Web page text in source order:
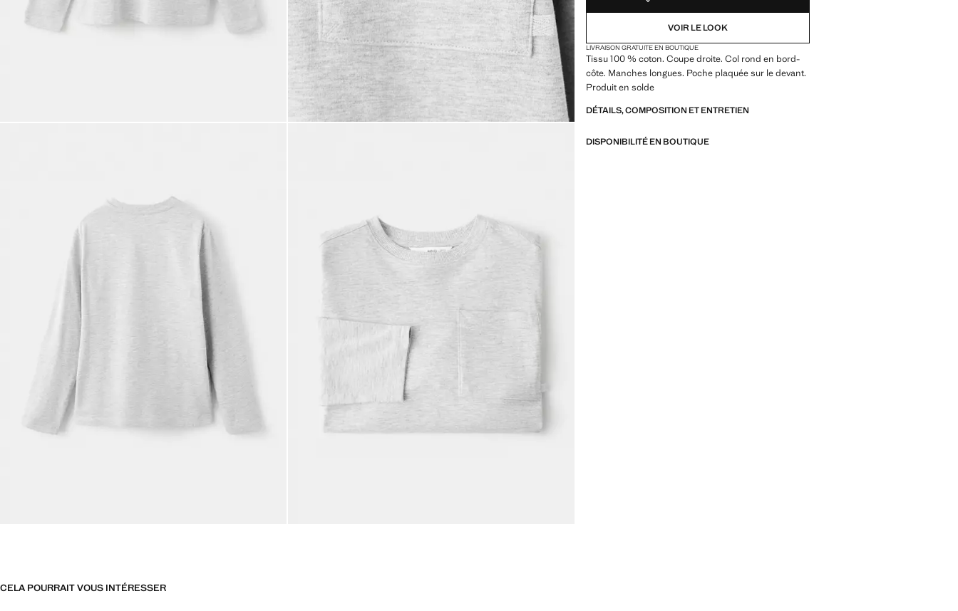
VOIR LE LOOK
LIVRAISON GRATUITE EN BOUTIQUE
Tissu 100 % coton. Coupe droite. Col rond en bord-
côte. Manches longues. Poche plaquée sur le devant.
Produit en solde
DÉTAILS, COMPOSITION ET ENTRETIEN
DISPONIBILITÉ EN BOUTIQUE
CELA POURRAIT VOUS INTÉRESSER